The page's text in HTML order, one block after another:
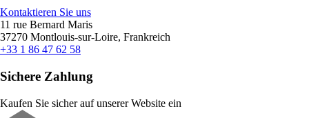
Kontaktieren Sie uns
11 rue Bernard Maris
37270 Montlouis-sur-Loire, Frankreich
+33 1 86 47 62 58
Sichere Zahlung
Kaufen Sie sicher auf unserer Website ein